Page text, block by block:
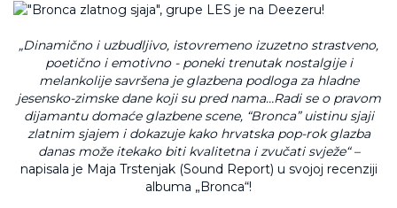
„Dinamično i uzbudljivo, istovremeno izuzetno strastveno,
poetično i emotivno - poneki trenutak nostalgije i
melankolije savršena je glazbena podloga za hladne
jesensko-zimske dane koji su pred nama…Radi se o pravom
dijamantu domaće glazbene scene, “Bronca” uistinu sjaji
zlatnim sjajem i dokazuje kako hrvatska pop-rok glazba
danas može itekako biti kvalitetna i zvučati svježe“ –
napisala je Maja Trstenjak (Sound Report) u svojoj recenziji
albuma „Bronca“!